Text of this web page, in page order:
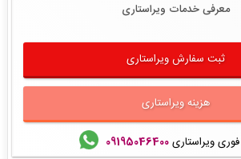
معرفی خدمات ویراستاری
ثبت سفارش ویراستاری
هزینه ویراستاری
ویراستاری09195046400